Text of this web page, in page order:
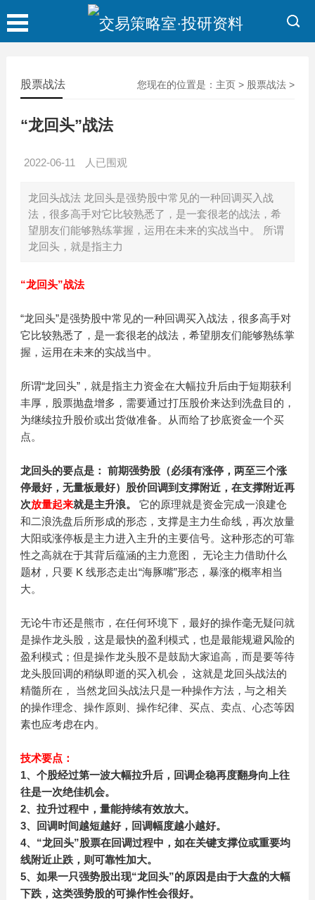
您现在的位置是： 主页 > 股票战法 >
股票战法
“龙回头”战法
2022-06-11 人已围观
龙回头战法 龙回头是强势股中常见的一种回调买入战
法，很多高手对它比较熟悉了，是一套很老的战法，希
望朋友们能够熟练掌握，运用在未来的实战当中。 所谓
龙回头，就是指主力
“龙回头”战法
“龙回头”是强势股中常见的一种回调买入战法，很多高手对
它比较熟悉了，是一套很老的战法，希望朋友们能够熟练掌
握，运用在未来的实战当中。
所谓“龙回头”，就是指主力资金在大幅拉升后由于短期获利
丰厚，股票抛盘增多，需要通过打压股价来达到洗盘目的，
为继续拉升股价或出货做准备。从而给了抄底资金一个买
点。
龙回头的要点是： 前期强势股（必须有涨停，两至三个涨
停最好，无量板最好）股价回调到支撑附近，在支撑附近再
次放量起来就是主升浪。
它的原理就是资金完成一浪建仓
和二浪洗盘后所形成的形态，支撑是主力生命线，再次放量
大阳或涨停板是主力进入主升的主要信号。这种形态的可靠
性之高就在于其背后蕴涵的主力意图， 无论主力借助什么
题材，只要 K 线形态走出“海豚嘴”形态，暴涨的概率相当
大。
无论牛市还是熊市，在任何环境下，最好的操作毫无疑问就
是操作龙头股，这是最快的盈利模式，也是最能规避风险的
盈利模式；但是操作龙头股不是鼓励大家追高，而是要等待
龙头股回调的稍纵即逝的买入机会， 这就是龙回头战法的
精髓所在， 当然龙回头战法只是一种操作方法，与之相关
的操作理念、操作原则、操作纪律、买点、卖点、心态等因
素也应考虑在内。
技术要点：
1、个股经过第一波大幅拉升后，回调企稳再度翻身向上往
往是一次绝佳机会。
2、拉升过程中，量能持续有效放大。
3、回调时间越短越好，回调幅度越小越好。
4、“龙回头”股票在回调过程中，如在关键支撑位或重要均
线附近止跌，则可靠性加大。
5、如果一只强势股出现“龙回头”的原因是由于大盘的大幅
下跌，这类强势股的可操作性会很好。